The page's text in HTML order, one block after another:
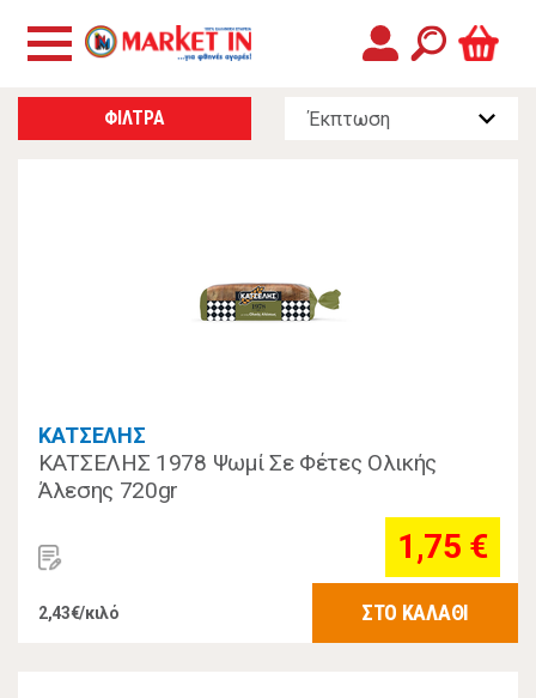
ΦΙΛΤΡΑ
ΚΑΤΣΕΛΗΣ
ΚΑΤΣΕΛΗΣ 1978 Ψωμί Σε Φέτες Ολικής
Άλεσης 720gr
1,75 €
2,43€/κιλό ΣΤΟ ΚΑΛΑΘΙ